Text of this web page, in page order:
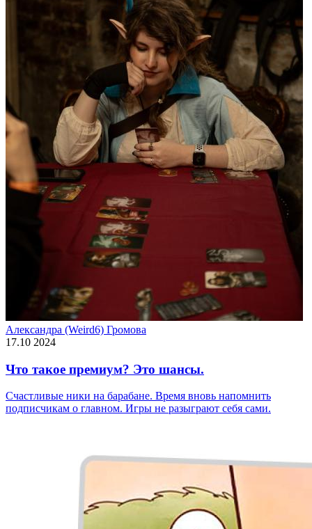
Александра (Weird6) Громова
17.10 2024
Что такое премиум? Это шансы.
Счастливые ники на барабане. Время вновь напомнить
подписчикам о главном. Игры не разыграют себя сами.